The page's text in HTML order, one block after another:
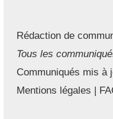
Rédaction de
Tous les
Communiqués mis à
Mentions légales |